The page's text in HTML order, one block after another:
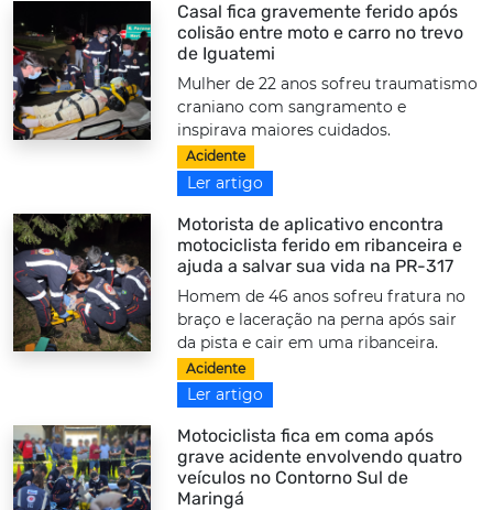
Casal fica gravemente ferido após
colisão entre moto e carro no trevo
de Iguatemi
Mulher de 22 anos sofreu traumatismo
craniano com sangramento e
inspirava maiores cuidados.
Acidente
Ler artigo
Motorista de aplicativo encontra
motociclista ferido em ribanceira e
ajuda a salvar sua vida na PR-317
Homem de 46 anos sofreu fratura no
braço e laceração na perna após sair
da pista e cair em uma ribanceira.
Acidente
Ler artigo
Motociclista fica em coma após
grave acidente envolvendo quatro
veículos no Contorno Sul de
Maringá